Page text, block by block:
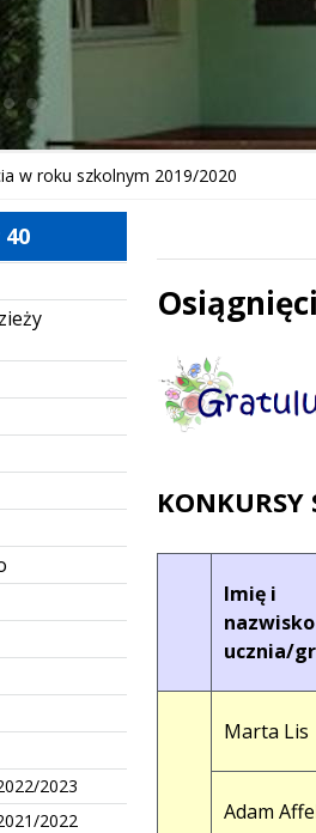
w roku szkolnym 2019/2020
2023
2022
Treść
KONKURSY
Imię i
nazwisko
ucznia/
Marta Lis
Adam